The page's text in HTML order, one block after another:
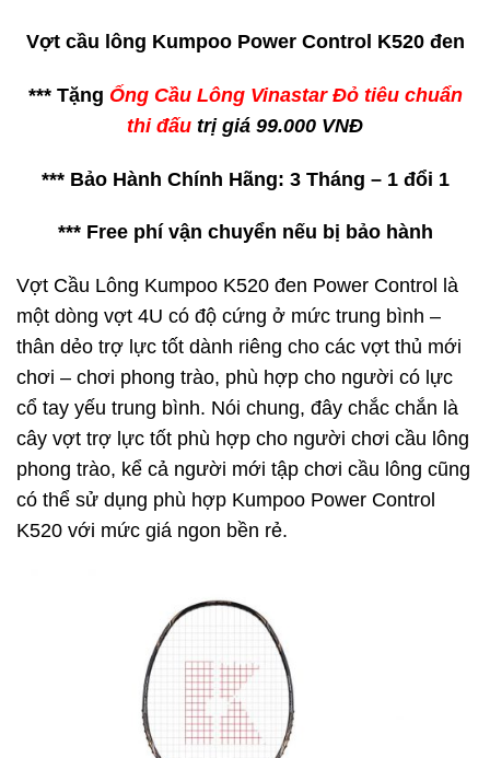
Vợt cầu lông Kumpoo Power Control K520 đen
*** Tặng Ống Cầu Lông Vinastar Đỏ tiêu chuẩn
thi đấu trị giá 99.000 VNĐ
*** Bảo Hành Chính Hãng: 3 Tháng – 1 đổi 1
*** Free phí vận chuyển nếu bị bảo hành
Vợt Cầu Lông Kumpoo K520 đen Power Control là
một dòng vợt 4U có độ cứng ở mức trung bình –
thân dẻo trợ lực tốt dành riêng cho các vợt thủ mới
chơi – chơi phong trào, phù hợp cho người có lực
cổ tay yếu trung bình. Nói chung, đây chắc chắn là
cây vợt trợ lực tốt phù hợp cho người chơi cầu lông
phong trào, kể cả người mới tập chơi cầu lông cũng
có thể sử dụng phù hợp Kumpoo Power Control
K520 với mức giá ngon bền rẻ.